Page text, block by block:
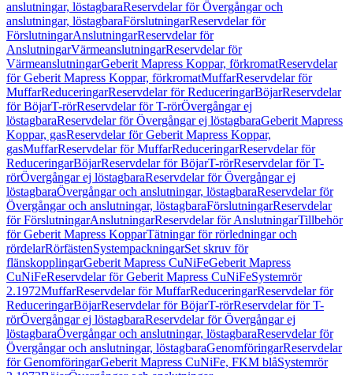
anslutningar, löstagbaraReservdelar för Övergångar och
anslutningar, löstagbaraFörslutningarReservdelar för
FörslutningarAnslutningarReservdelar för
AnslutningarVärmeanslutningarReservdelar för
VärmeanslutningarGeberit Mapress Koppar, förkromatReservdelar
för Geberit Mapress Koppar, förkromatMuffarReservdelar för
MuffarReduceringarReservdelar för ReduceringarBöjarReservdelar
för BöjarT-rörReservdelar för T-rörÖvergångar ej
löstagbaraReservdelar för Övergångar ej löstagbaraGeberit Mapress
Koppar, gasReservdelar för Geberit Mapress Koppar,
gasMuffarReservdelar för MuffarReduceringarReservdelar för
ReduceringarBöjarReservdelar för BöjarT-rörReservdelar för T-
rörÖvergångar ej löstagbaraReservdelar för Övergångar ej
löstagbaraÖvergångar och anslutningar, löstagbaraReservdelar för
Övergångar och anslutningar, löstagbaraFörslutningarReservdelar
för FörslutningarAnslutningarReservdelar för AnslutningarTillbehör
för Geberit Mapress KopparTätningar för rörledningar och
rördelarRörfästenSystempackningarSet skruv för
flänskopplingarGeberit Mapress CuNiFeGeberit Mapress
CuNiFeReservdelar för Geberit Mapress CuNiFeSystemrör
2.1972MuffarReservdelar för MuffarReduceringarReservdelar för
ReduceringarBöjarReservdelar för BöjarT-rörReservdelar för T-
rörÖvergångar ej löstagbaraReservdelar för Övergångar ej
löstagbaraÖvergångar och anslutningar, löstagbaraReservdelar för
Övergångar och anslutningar, löstagbaraGenomföringarReservdelar
för GenomföringarGeberit Mapress CuNiFe, FKM blåSystemrör